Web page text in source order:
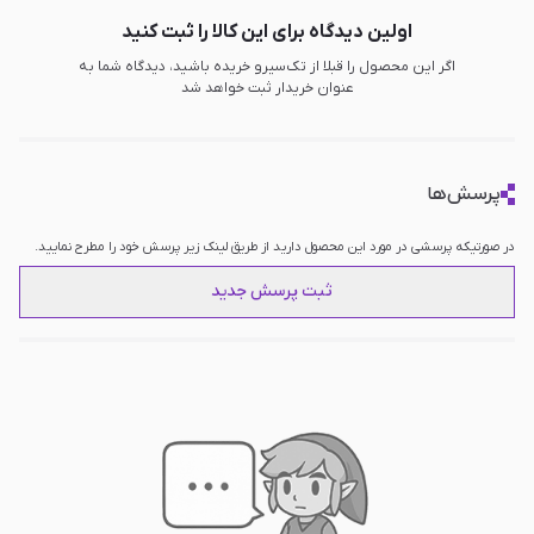
اولین دیدگاه برای این کالا را ثبت کنید
اگر این محصول را قبلا از تک‌سیرو خریده باشید، دیدگاه شما به
عنوان خریدار ثبت خواهد شد
پرسش‌ها
در صورتیکه پرسشی در مورد این محصول دارید از طریق لینک زیر پرسش خود را مطرح نمایید.
ثبت پرسش جدید